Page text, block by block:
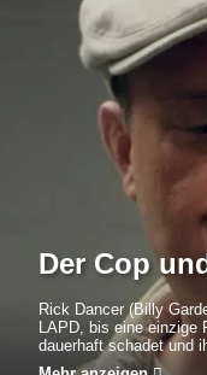
Der Cop
Rick Dancer (Billy
LAPD, bis eine einzige
dauerhaft schadet und